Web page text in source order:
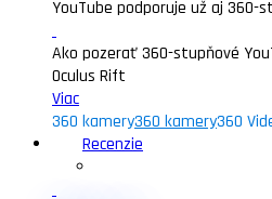
YouTube podporuje už aj 360-
Ako pozerať 360-stupňové
Oculus Rift
Viac
360 kamery360 kamery360
Recenzie